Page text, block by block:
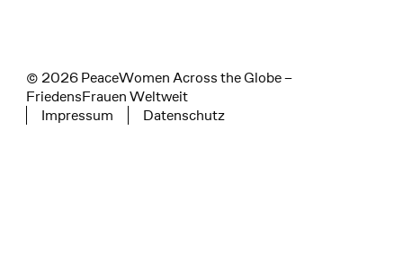
© 2026 PeaceWomen Across the Globe –
FriedensFrauen Weltweit
Tertiary navigation
Impressum Datenschutz